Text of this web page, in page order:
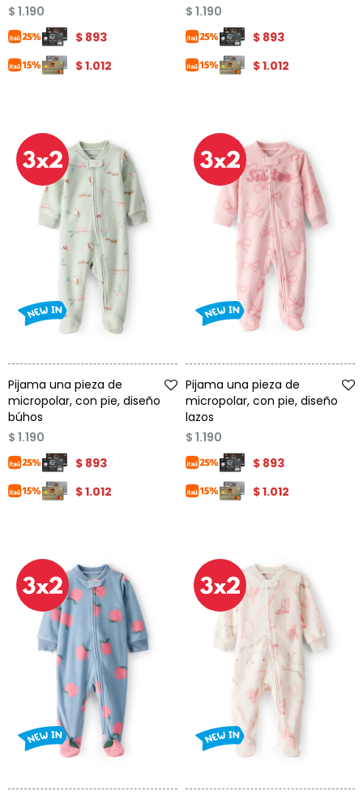
$ 1.190
$ 893
$1.012
$ 1.190
$ 893
$1.012
Pijama una pieza de
micropolar, con pie, diseño
búhos
$ 1.190
$ 893
$1.012
Pijama una pieza de
micropolar, con pie, diseño
lazos
$ 1.190
$ 893
$1.012